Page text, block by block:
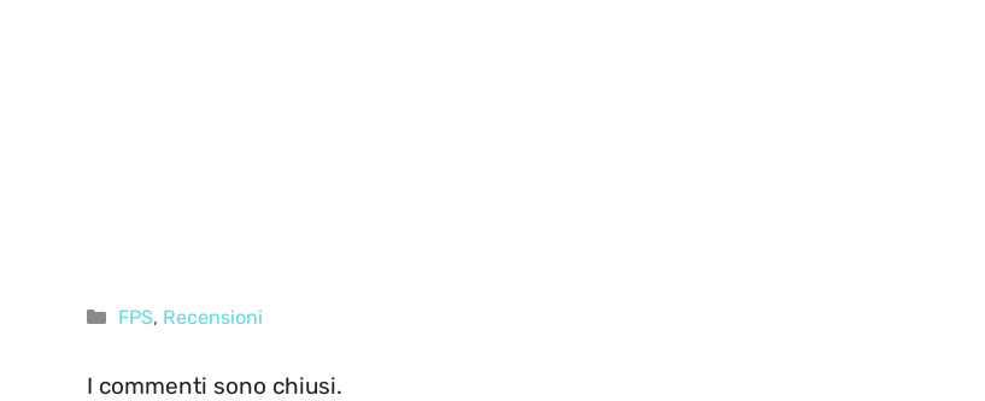
Categorie
FPS, Recensioni
I commenti sono chiusi.